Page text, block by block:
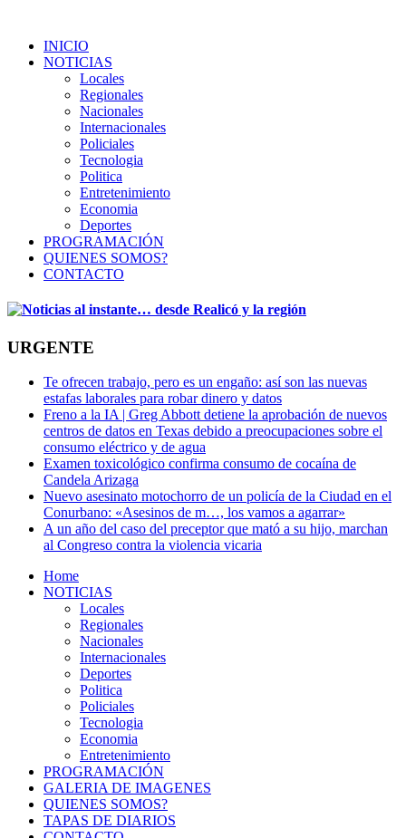
INICIO
NOTICIAS
Locales
Regionales
Nacionales
Internacionales
Policiales
Tecnologia
Politica
Entretenimiento
Economia
Deportes
PROGRAMACIÓN
QUIENES SOMOS?
CONTACTO
URGENTE
Te ofrecen trabajo, pero es un engaño: así son las nuevas
estafas laborales para robar dinero y datos
Freno a la IA | Greg Abbott detiene la aprobación de nuevos
centros de datos en Texas debido a preocupaciones sobre el
consumo eléctrico y de agua
Examen toxicológico confirma consumo de cocaína de
Candela Arizaga
Nuevo asesinato motochorro de un policía de la Ciudad en el
Conurbano: «Asesinos de m…, los vamos a agarrar»
A un año del caso del preceptor que mató a su hijo, marchan
al Congreso contra la violencia vicaria
Home
NOTICIAS
Locales
Regionales
Nacionales
Internacionales
Deportes
Politica
Policiales
Tecnologia
Economia
Entretenimiento
PROGRAMACIÓN
GALERIA DE IMAGENES
QUIENES SOMOS?
TAPAS DE DIARIOS